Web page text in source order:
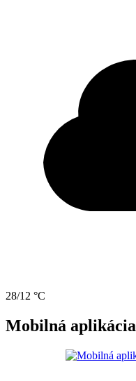
28/12 °C
Mobilná aplikácia